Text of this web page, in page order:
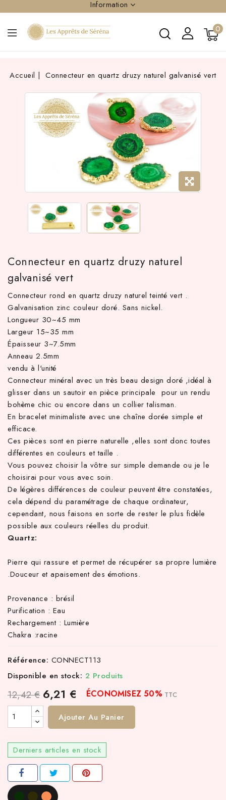
Information
0
d'achat hors frais de port en France métropolitaine ! À
Accueil Connecteur en quartz druzy naturel galvanisé vert
Connecteur en quartz druzy naturel
galvanisé vert
Connecteur rond en quartz druzy naturel teinté vert .
Galvanisation zinc couleur doré. Sans nickel.
Longueur 30~45 mm
Largeur 15~35 mm
Épaisseur 3~7.5mm
Anneau 2.5mm
vendu à l'unité
Connecteur minéral avec un très beau design doré ,idéal à
glisser dans un sautoir en pièce principale pour un rendu
bohème chic ou encore dans un collier talisman.
En bracelet minimaliste avec une chaîne dorée simple et
efficace.
Ces pièces sont en pierre naturelle ,elles sont donc toutes
différentes en couleurs et taille .
Vous pouvez choisir la vôtre sur simple demande ou je le
choisirai pour vous avec soin.
De légères différences de couleur peuvent être constatées,
cela dépend du paramétrage de chaque ordinateur,
cependant, nous faisons en sorte de rester le plus fidèle
possible aux couleurs réelles du produit.
Quartz:
Pierre qui rassure et permet de récupérer sa propre lumière
.Douceur et apaisement des émotions.
Provenance : brésil
Purification : Eau
Rechargement : Lumière
Chakra :racine
Référence: CONNECT113
Disponible en stock: 2 Produits
12,42 € 6,21 € ÉCONOMISEZ 50% TTC
Ajouter Au Panier
Derniers articles en stock